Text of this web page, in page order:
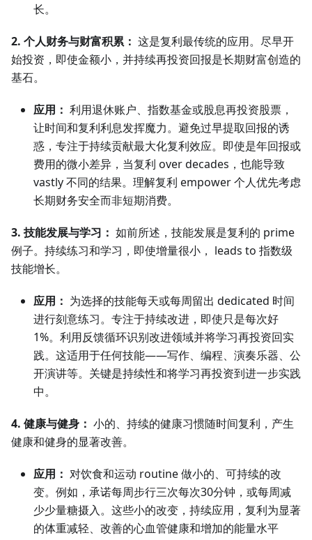
长。
2. 个人财务与财富积累： 这是复利最传统的应用。尽早开
始投资，即使金额小，并持续再投资回报是长期财富创造的
基石。
应用： 利用退休账户、指数基金或股息再投资股票，
让时间和复利利息发挥魔力。避免过早提取回报的诱
惑，专注于持续贡献最大化复利效应。即使是年回报或
费用的微小差异，当复利 over decades，也能导致
vastly 不同的结果。理解复利 empower 个人优先考虑
长期财务安全而非短期消费。
3. 技能发展与学习： 如前所述，技能发展是复利的 prime
例子。持续练习和学习，即使增量很小， leads to 指数级
技能增长。
应用： 为选择的技能每天或每周留出 dedicated 时间
进行刻意练习。专注于持续改进，即使只是每次好
1%。利用反馈循环识别改进领域并将学习再投资回实
践。这适用于任何技能——写作、编程、演奏乐器、公
开演讲等。关键是持续性和将学习再投资到进一步实践
中。
4. 健康与健身： 小的、持续的健康习惯随时间复利，产生
健康和健身的显著改善。
应用： 对饮食和运动 routine 做小的、可持续的改
变。例如，承诺每周步行三次每次30分钟，或每周减
少少量糖摄入。这些小的改变，持续应用，复利为显著
的体重减轻、改善的心血管健康和增加的能量水平